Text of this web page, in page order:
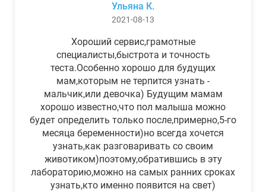
Ульяна К.
2021-08-13
Хороший сервис,грамотные
специалисты,быстрота и точность
теста.Особенно хорошо для будущих
мам,которым не терпится узнать -
мальчик,или девочка) Будущим мамам
хорошо известно,что пол малыша можно
будет определить только после,примерно,5-го
месяца беременности)но всегда хочется
узнать,как разговаривать со своим
животиком)поэтому,обратившись в эту
лабораторию,можно на самых ранних сроках
узнать,кто именно появится на свет)